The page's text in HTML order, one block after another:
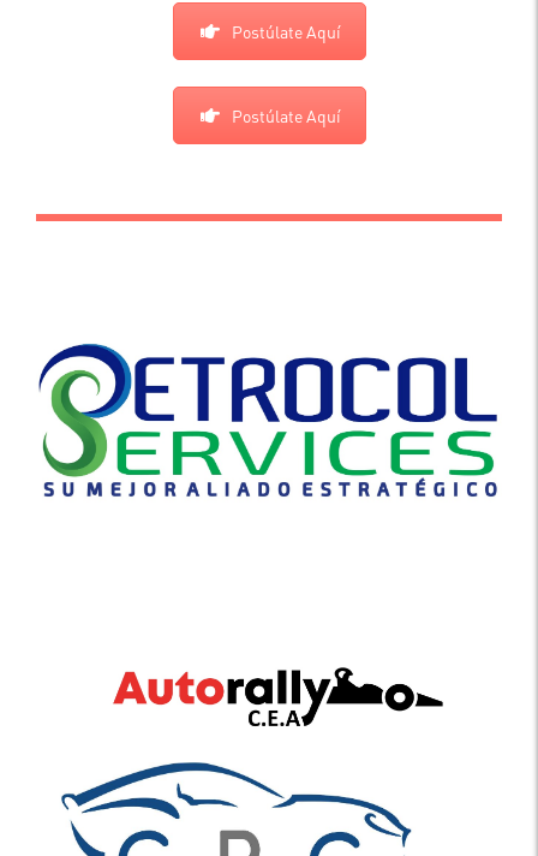
Postúlate Aquí
Postúlate Aquí